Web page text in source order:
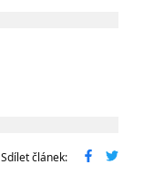
Sdílet článek: